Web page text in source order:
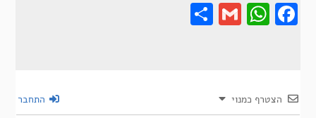
Gmail
Share
הצטרף כמנוי התחבר